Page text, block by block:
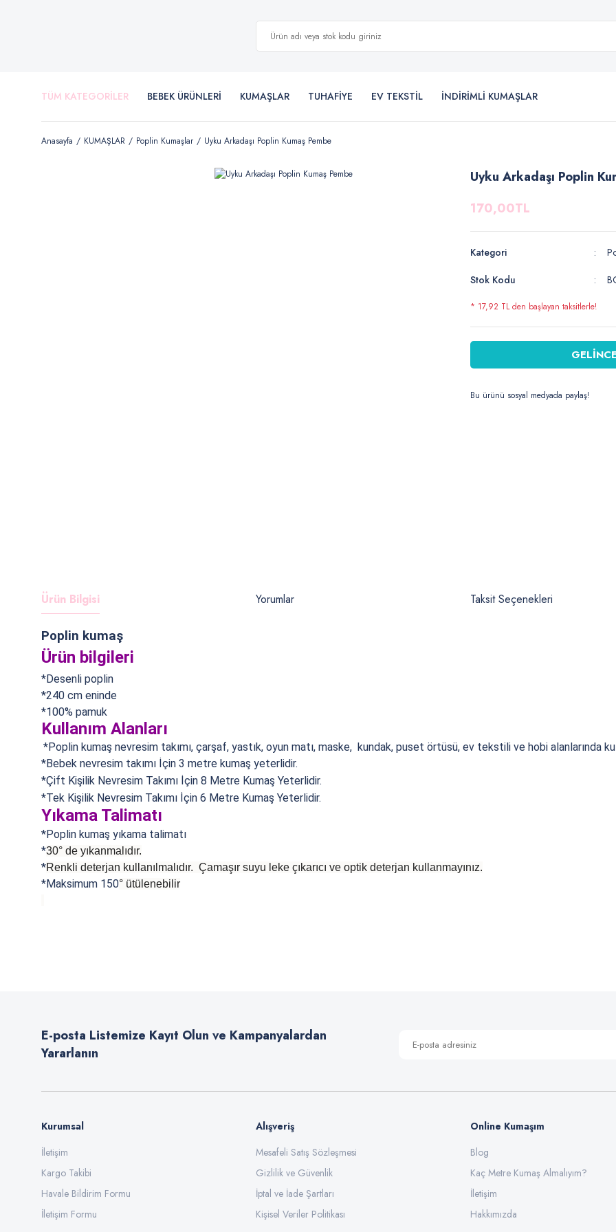
TÜM KATEGORİLER BEBEK ÜRÜNLERİ KUMAŞLAR TUHAFİYE EV TEKSTİL İNDİRİMLİ KUMAŞLAR
Anasayfa KUMAŞLAR Poplin Kumaşlar Uyku Arkadaşı Poplin Kumaş Pembe
Uyku Arkadaşı Poplin
170,00TL
Kategori
Stok Kodu
* 17,92 TL den başlayan taksitlerle!
Bu ürünü sosyal medyada paylaş!
Ürün Bilgisi Yorumlar Taksit Seçenekleri
Poplin kumaş
Ürün bilgileri
*Desenli poplin
*240 cm eninde
*100% pamuk
Kullanım Alanları
*Poplin kumaş nevresim takımı, çarşaf, yastık, oyun matı, maske, kundak, puset örtüsü, ev tekstili ve hobi alanlarında
*Bebek nevresim takımı İçin 3 metre kumaş yeterlidir.
*Çift Kişilik Nevresim Takımı İçin 8 Metre Kumaş Yeterlidir.
*Tek Kişilik Nevresim Takımı İçin 6 Metre Kumaş Yeterlidir.
Yıkama Talimatı
*Poplin kumaş yıkama talimatı
*30° de yıkanmalıdır.
*Renkli deterjan kullanılmalıdır. Çamaşır suyu leke çıkarıcı ve optik deterjan kullanmayınız.
*Maksimum 150° ütülenebilir
Ürün bilgilerinde hatalar bulunuyor.
Ürün fiyatı diğer sitelerden daha pahalı.
Gönder
E-posta Listemize Kayıt Olun ve Kampanyalardan
Yararlanın
Kurumsal
İletişim
Kargo Takibi
Havale Bildirim Formu
İletişim Formu
Alışveriş
Mesafeli Satış Sözleşmesi
Gizlilik ve Güvenlik
İptal ve İade Şartları
Kişisel Veriler Politikası
Online Kumaşım
Blog
Kaç Metre Kumaş Almalıyım?
İletişim
Hakkımızda